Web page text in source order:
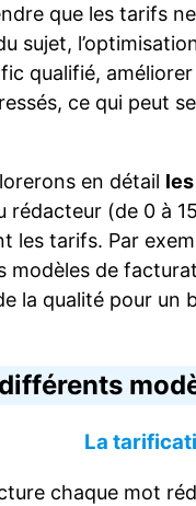
que les tarifs
sujet,
qualifié,
ce qui peut
en détail
rédacteur (de 0 à
les tarifs. Par
modèles de
la qualité pour
La
chaque mot